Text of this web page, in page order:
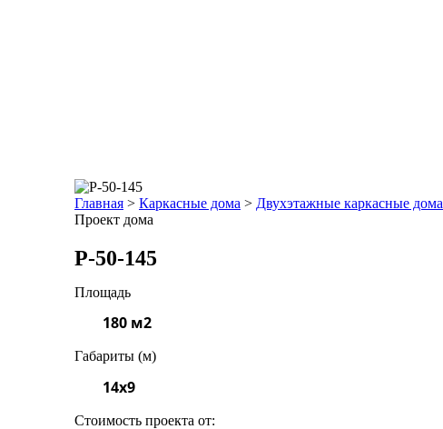
Главная > Каркасные дома > Двухэтажные каркасные дома
Проект дома
Р-50-145
Площадь
180 м2
Габариты (м)
14x9
Стоимость проекта от: